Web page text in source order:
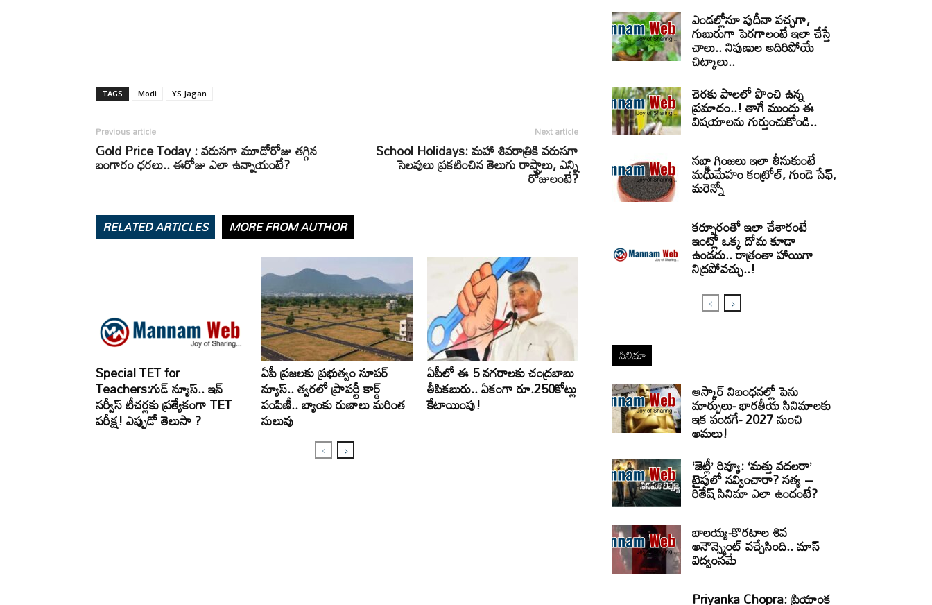
TAGS Modi YS Jagan
Previous article
Gold Price Today : వరుసగా మూడోరోజు తగ్గిన
బంగారం ధరలు.. ఈరోజు ఎలా ఉన్నాయంటే?
Next article
School Holidays: మహా శివరాత్రికి వరుసగా
సెలవులు ప్రకటించిన తెలుగు రాష్ట్రాలు, ఎన్ని
రోజులంటే?
RELATED ARTICLES MORE FROM AUTHOR
Special TET for
Teachers:గుడ్ న్యూస్.. ఇన్
సర్వీస్ టీచర్లకు ప్రత్యేకంగా TET
పరీక్ష! ఎప్పుడో తెలుసా ?
ఏపీ ప్రజలకు ప్రభుత్వం సూపర్
న్యూస్.. త్వరలో ప్రాపర్టీ కార్డ్
పంపిణీ.. బ్యాంకు రుణాలు మరింత
సులువు
ఏపీలో ఈ 5 నగరాలకు చంద్రబాబు
తీపికబురు.. ఏకంగా రూ.250కోట్లు
కేటాయింపు!
ఎండల్లోనూ పుదీనా పచ్చగా,
గుబురుగా పెరగాలంటే ఇలా చేస్తే
చాలు.. నిపుణుల అదిరిపోయే
చిట్కాలు..
చెరకు పాలలో పొంచి ఉన్న
ప్రమాదం..! తాగే ముందు ఈ
విషయాలను గుర్తుంచుకోండి..
సబ్జా గింజలు ఇలా తీసుకుంటే
మధుమేహం కంట్రోల్, గుండె సేఫ్,
మరెన్నో
కర్పూరంతో ఇలా చేశారంటే
ఇంట్లో ఒక్క దోమ కూడా
ఉండదు.. రాత్రంతా హాయిగా
నిద్రపోవచ్చు..!
సినిమా
ఆస్కార్ నిబంధనల్లో పెను
మార్పులు- భారతీయ సినిమాలకు
ఇక పండగే- 2027 నుంచి
అమలు!
‘జెట్లీ’ రివ్యూ: ‘మత్తు వదలరా’
టైపులో నవ్వించారా? సత్య –
రితేష్ సినిమా ఎలా ఉందంటే?
బాలయ్య-కొరటాల శివ
అనౌన్స్మెంట్ వచ్చేసింది.. మాస్
విద్వంసమే
Priyanka Chopra: ప్రియాంక